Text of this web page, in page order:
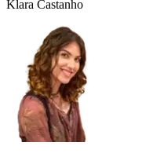
Klara Castanho